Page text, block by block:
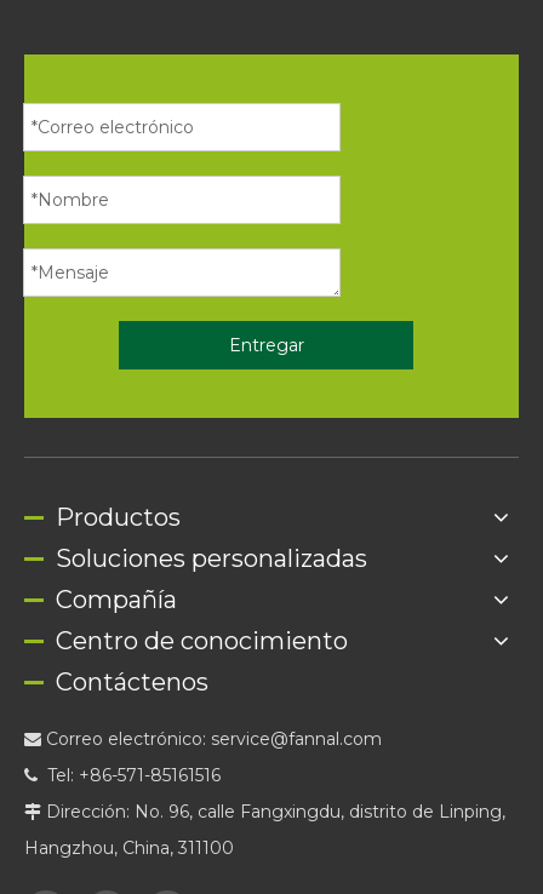
Entregar
Productos
Soluciones personalizadas
Compañía
Centro de conocimiento
Contáctenos
 Correo electrónico: service@fannal.com
 Tel: +86-571-85161516
 Dirección: No. 96, calle Fangxingdu, distrito de Linping,
Hangzhou, China, 311100